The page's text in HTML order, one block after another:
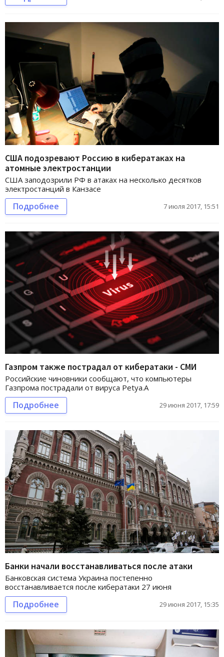
США подозревают Россию в кибератаках на
атомные электростанции
США заподозрили РФ в атаках на несколько десятков
электростанций в Канзасе
Подробнее 7 июля 2017, 15:51
Газпром также пострадал от кибератаки - СМИ
Российские чиновники сообщают, что компьютеры
Газпрома пострадали от вируса Petya.A
Подробнее 29 июня 2017, 17:59
Банки начали восстанавливаться после атаки
Банковская система Украина постепенно
восстанавливается после кибератаки 27 июня
Подробнее 29 июня 2017, 15:35